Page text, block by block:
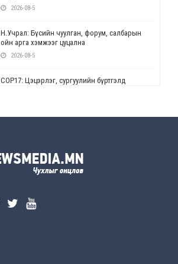
2026-08-5
Н.Учрал: Бүсийн чуулган, форум, салбарын
ойн арга хэмжээг цуцална
2026-08-5
СОР17: Цэцэрлэг, сургуулийн бүртгэлд
2026-08-5
2026-08-5